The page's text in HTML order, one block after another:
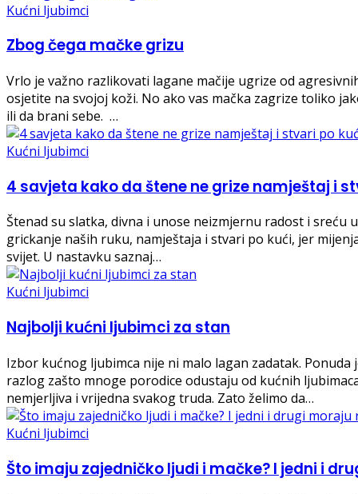
Kućni ljubimci
Zbog čega mačke grizu
Vrlo je važno razlikovati lagane mačije ugrize od
osjetite na svojoj koži. No ako vas mačka zagrize toliko
ili da brani sebe. …
Kućni ljubimci
4 savjeta kako da štene ne grize namještaj i
Štenad su slatka, divna i unose neizmjernu radost i
grickanje naših ruku, namještaja i stvari po kući, jer
svijet. U nastavku saznaj…
Kućni ljubimci
Najbolji kućni ljubimci za stan
Izbor kućnog ljubimca nije ni malo lagan zadatak.
razlog zašto mnoge porodice odustaju od kućnih
nemjerljiva i vrijedna svakog truda. Zato želimo da…
Kućni ljubimci
Što imaju zajedničko ljudi i mačke? I jedni i